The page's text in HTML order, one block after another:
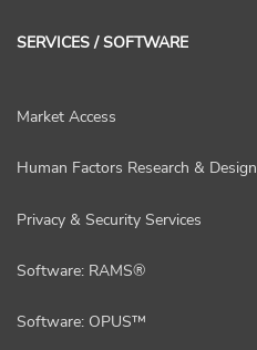
SERVICES / SOFTWARE
Market Access
Human Factors Research & Design
Privacy & Security Services
Software: RAMS®
Software: OPUS™